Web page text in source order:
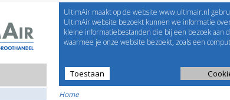
Welcome toUltimAir
Prijslijst
UltimAir maakt op de website www.ultimair.nl
UltimAir website bezoekt kunnen we informatie
kleine informatiebestanden die bij een bezoek aan
waarmee je onze website bezoekt, zoals een
Toestaan
Home